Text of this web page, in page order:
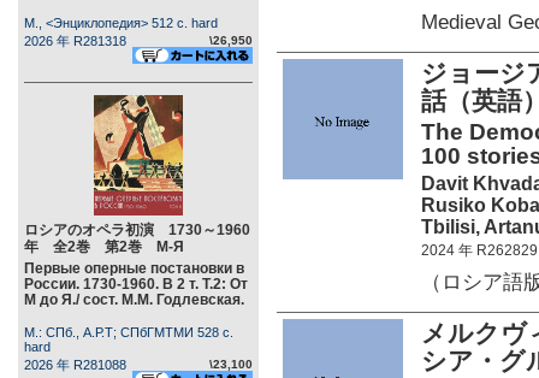
М., <Энциклопедия> 512 c. hard
2026 年 R281318
\26,950
ロシアのオペラ初演 1730～1960
年 全2巻 第2巻 М-Я
Первые оперные постановки в
России. 1730-1960. В 2 т. Т.2: От
М до Я./ сост. М.М. Годлевская.
М.: СПб., А.Р.Т; СПбГМТМИ 528 c.
hard
2026 年 R281088
\23,100
Medieval
ジョー
話（英語
The
100
Davit
Rusiko
Tbilisi,
2024 年 R262829
（ロシア語
メルク
シア・グ